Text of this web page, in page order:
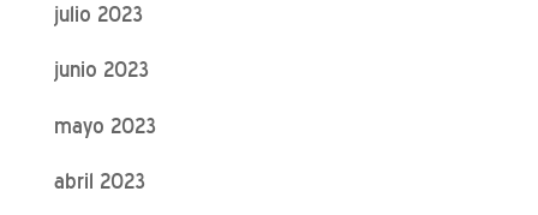
julio 2023
junio 2023
mayo 2023
abril 2023